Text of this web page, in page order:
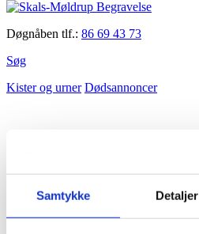
Samtykke Detaljer
Døgnåben tlf.: 86 69 43 73
Søg
Kister og urner Dødsannoncer
Om bedemanden/afdelingen